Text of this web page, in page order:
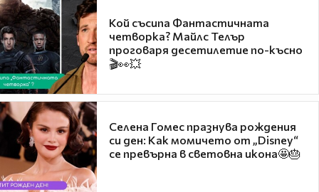
Кой съсипа Фантастичната
четворка? Майлс Телър
проговаря десетилетие по-късно
🎬👀💥
Селена Гомес празнува рождения
си ден: Как момичето от „Disney“
се превърна в световна икона🤩🎂